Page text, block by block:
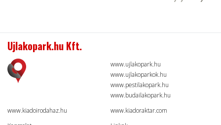
Ujlakopark.hu Kft.
www.ujlakopark.hu
www.ujlakoparkok.hu
www.pestilakopark.hu
www.budailakopark.hu
www.kiadoirodahaz.hu
www.kiadoraktar.com